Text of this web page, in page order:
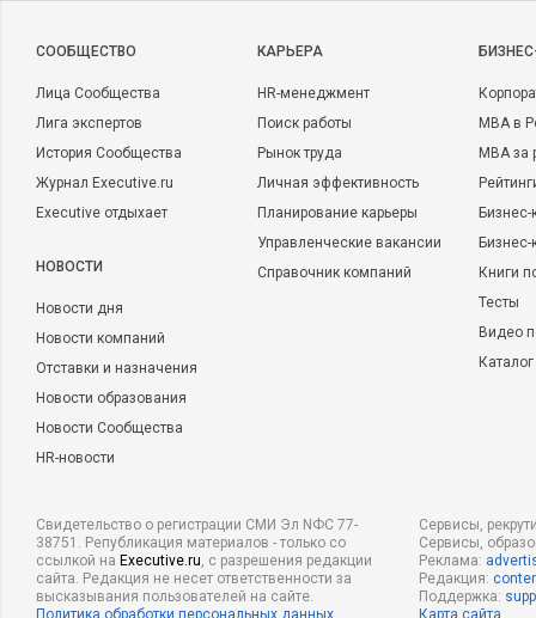
CООБЩЕСТВО
Лица Сообщества
Лига экспертов
История Сообщества
Журнал Executive.ru
Executive отдыхает
НОВОСТИ
Новости дня
Новости компаний
Отставки и назначения
Новости образования
Новости Сообщества
HR-новости
КАРЬЕРА
HR-менеджмент
Поиск работы
Рынок труда
Личная эффективность
Планирование карьеры
Управленческие вакансии
Справочник компаний
MBA в
MBA
Бизнес-
Книги
Тесты
Видео
Свидетельство о регистрации СМИ Эл NФС 77-
38751. Републикация материалов - только со
ссылкой на Executive.ru, с разрешения редакции
сайта. Редакция не несет ответственности за
высказывания пользователей на сайте.
Политика обработки персональных данных
Сервисы,
Сервисы,
Реклама:
Редакция:
Поддержка:
Карта сайта